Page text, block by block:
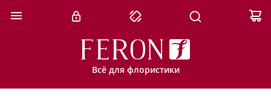
Всё для флористики